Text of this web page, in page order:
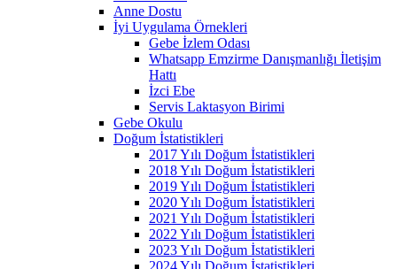
Anne Dostu
İyi Uygulama Örnekleri
Gebe İzlem Odası
Whatsapp Emzirme Danışmanlığı İletişim
Hattı
İzci Ebe
Servis Laktasyon Birimi
Gebe Okulu
Doğum İstatistikleri
2017 Yılı Doğum İstatistikleri
2018 Yılı Doğum İstatistikleri
2019 Yılı Doğum İstatistikleri
2020 Yılı Doğum İstatistikleri
2021 Yılı Doğum İstatistikleri
2022 Yılı Doğum İstatistikleri
2023 Yılı Doğum İstatistikleri
2024 Yılı Doğum İstatistikleri